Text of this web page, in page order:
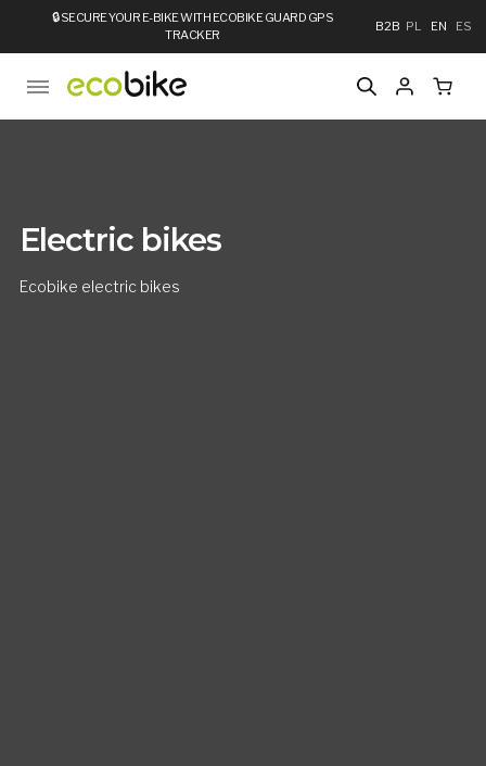
🔒SECURE YOUR E-BIKE WITH ECOBIKE GUARD GPS
TRACKER
B2B PL EN ES
Electric bikes
Ecobike electric bikes